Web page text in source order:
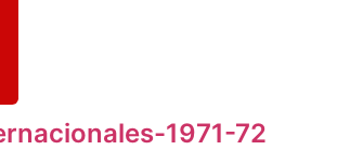
1971-72